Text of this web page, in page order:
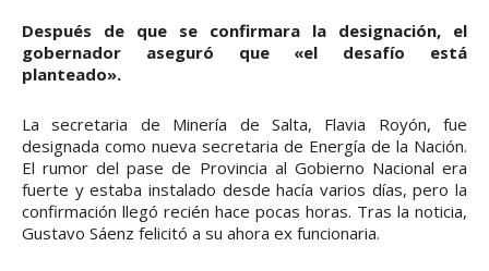
Después de que se confirmara la designación, el
gobernador aseguró que «el desafío está
planteado».
La secretaria de Minería de Salta, Flavia Royón, fue
designada como nueva secretaria de Energía de la Nación.
El rumor del pase de Provincia al Gobierno Nacional era
fuerte y estaba instalado desde hacía varios días, pero la
confirmación llegó recién hace pocas horas. Tras la noticia,
Gustavo Sáenz felicitó a su ahora ex funcionaria.